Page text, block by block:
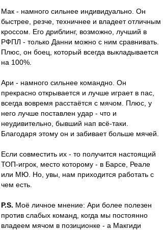
Мак - намного сильнее индивидуально. Он
быстрее, резче, техничнее и владеет отличным
кроссом. Его дриблинг, возможно, лучший в
РФПЛ - только Данни можно с ним сравнивать.
Плюс, он боец, который всегда выкладывается
на 100%.
Ари - намного сильнее командно. Он
прекрасно открывается и лучше играет в пас,
всегда вовремя расстаётся с мячом. Плюс, у
него лучше поставлен удар - что и
неудивительно, бывший нап всё-таки.
Благодаря этому он и забивает больше мячей.
Если совместить их - то получится настоящий
ТОП-игрок, место которому - в Барсе, Реале
или МЮ. Но, увы, нам приходится работать с
чем есть.
P.S. Моё личное мнение: Ари более полезен
против слабых команд, когда мы постоянно
владеем мячом в позиционке - а Макгиди